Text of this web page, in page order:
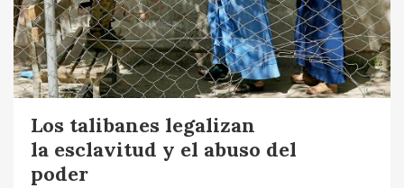
Los talibanes legalizan
la esclavitud y el abuso del
poder